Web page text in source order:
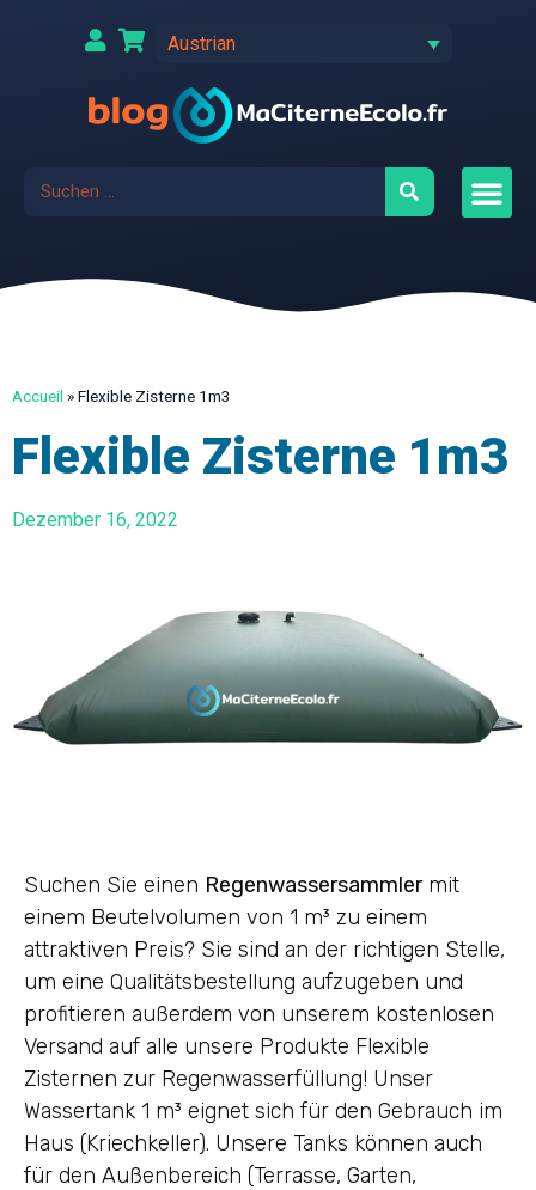
Austrian
Accueil »Flexible Zisterne 1m3
Flexible Zisterne 1m3
Dezember 16, 2022
Suchen Sie einen Regenwassersammlermit
einem Beutelvolumen von 1 m³ zu einem
attraktiven Preis? Sie sind an der richtigen Stelle,
um eine Qualitätsbestellung aufzugeben und
profitieren außerdem von unserem kostenlosen
Versand auf alle unsere Produkte Flexible
Zisternen zur Regenwasserfüllung! Unser
Wassertank 1 m³ eignet sich für den Gebrauch im
Haus (Kriechkeller). Unsere Tanks können auch
für den Außenbereich (Terrasse, Garten,